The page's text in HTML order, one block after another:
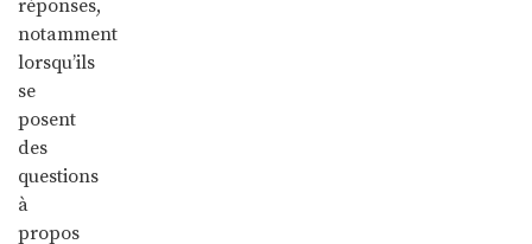
réponses,
notamment
lorsqu’ils
se
posent
des
questions
à
propos